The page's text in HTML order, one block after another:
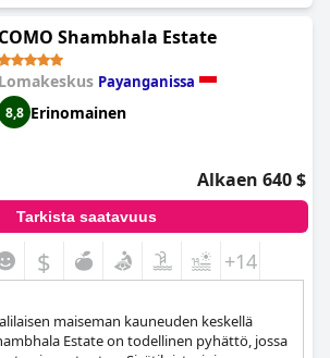
COMO Shambhala Estate
Lomakeskus Payanganissa
8,8 Erinomainen
Alkaen 640 $
Tarkista saatavuus
$ +14
maiseman kauneuden keskellä
Estate on todellinen pyhättö, jossa